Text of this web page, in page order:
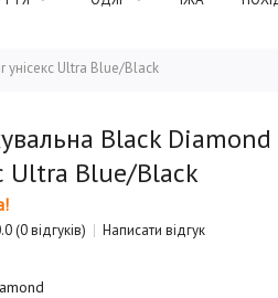
унісекс Ultra Blue/Black
Black Diamond
Ultra Blue/Black
(0 відгуків) Написати відгук